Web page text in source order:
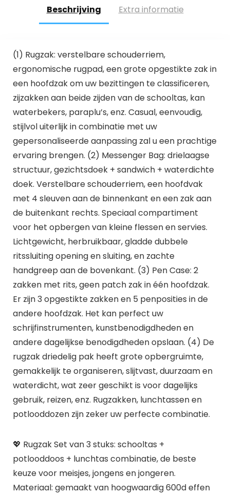
Beschrijving Extra informatie
(1) Rugzak: verstelbare schouderriem,
ergonomische rugpad, een grote opgestikte zak in
een hoofdzak om uw bezittingen te classificeren,
zijzakken aan beide zijden van de schooltas, kan
waterbekers, paraplu’s, enz. Casual, eenvoudig,
stijlvol uiterlijk in combinatie met uw
gepersonaliseerde aanpassing zal u een prachtige
ervaring brengen. (2) Messenger Bag: drielaagse
structuur, gezichtsdoek + sandwich + waterdichte
doek. Verstelbare schouderriem, een hoofdvak
met 4 sleuven aan de binnenkant en een zak aan
de buitenkant rechts. Speciaal compartiment
voor het opbergen van kleine flessen en servies.
Lichtgewicht, herbruikbaar, gladde dubbele
ritssluiting opening en sluiting, en zachte
handgreep aan de bovenkant. (3) Pen Case: 2
zakken met rits, geen patch zak in één hoofdzak.
Er zijn 3 opgestikte zakken en 5 penposities in de
andere hoofdzak. Het kan perfect uw
schrijfinstrumenten, kunstbenodigdheden en
andere dagelijkse benodigdheden opslaan. (4) De
rugzak driedelig pak heeft grote opbergruimte,
gemakkelijk te organiseren, slijtvast, duurzaam en
waterdicht, wat zeer geschikt is voor dagelijks
gebruik, reizen, enz. Rugzakken, lunchtassen en
potlooddozen zijn zeker uw perfecte combinatie.
💖 Rugzak Set van 3 stuks: schooltas +
potlooddoos + lunchtas combinatie, de beste
keuze voor meisjes, jongens en jongeren.
Materiaal: gemaakt van hoogwaardig 600d effen